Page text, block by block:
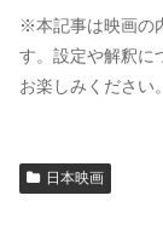
※本記事は映画の
す。設定や解釈に
お楽しみください。
日本映画